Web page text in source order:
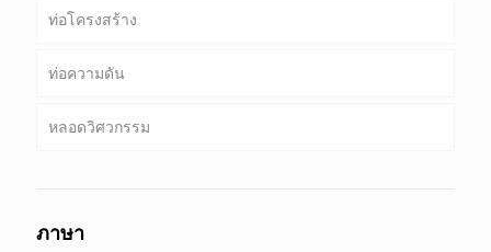
เจาะท่อ
เจาะท่อน้ำหนักหนัก & เจาะคอ
ท่อที่พบบ่อย
บริการพิเศษและการเคลือบ & ท่อเรียงราย
ท่อโครงสร้าง
กลม, สแควร์ & ท่อสี่เหลี่ยม
ท่อชุบสังกะสี
ท่อความดัน
หม้อไอน้ำ, แลกเปลี่ยนความร้อน, คอนเดนเซอร์ & หลอด
หลอดวิศวกรรม
วิศวกรรมและความแม่นยำหลอด
ภาษา